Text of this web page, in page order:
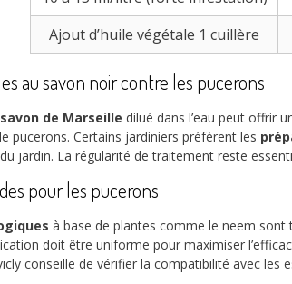
Ajout d’huile végétale 1 cuillère
au savon noir contre les pucerons
de Marseille dilué dans l’eau peut offrir
pucerons. Certains jardiniers préfèrent les
jardin. La régularité de traitement reste
pour les pucerons
à base de plantes comme le neem sont
doit être uniforme pour maximiser
conseille de vérifier la compatibilité avec les